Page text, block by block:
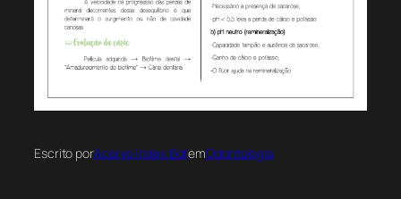
Escrito porAcervo Index BotemOdontologia